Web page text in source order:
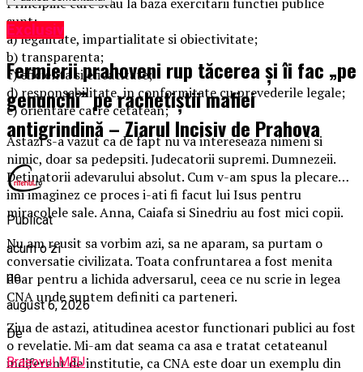
sunt:
a) legalitate, impartialitate si obiectivitate;
b) transparenta;
c) eficienta si eficacitate;
d) responsabilitate, in conformitate cu prevederile legale;
e) orientare catre cetatean;
Astazi s-a vazut ca de fapt nu va intereseaza nimeni si
nimic, doar sa pedepsiti. Judecatorii supremi. Dumnezeii.
Detinatorii adevarului absolut. Cum v-am spus la plecare…
imi imaginez ce proces i-ati fi facut lui Isus pentru
miracolele sale. Anna, Caiafa si Sinedriu au fost mici copii.
Nu am reusit sa vorbim azi, sa ne aparam, sa purtam o
conversatie civilizata. Toata confruntarea a fost menita
doar pentru a lichida adversarul, ceea ce nu scrie in legea
CNA unde suntem definiti ca parteneri.
Ziua de astazi, atitudinea acestor functionari publici au fost
o revelatie. Mi-am dat seama ca asa e tratat cetateanul
indiferent de institutie, ca CNA este doar un exemplu din
Exclusiv
Fermierii prahoveni rup tăcerea și îi fac „pe
genunchi” pe rachetiștii mafiei
antigrindină – Ziarul Incisiv de Prahova
Publicat
acum o zi
pe
august 6, 2026
De
Brașovul MEU